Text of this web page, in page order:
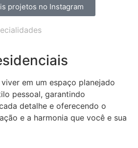
projetos no Instagram
em um espaço planejado
pessoal, garantindo
detalhe e oferecendo o
e a harmonia que você e sua